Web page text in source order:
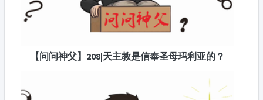
【问问神父】208|天主教是信奉圣母玛利亚的？